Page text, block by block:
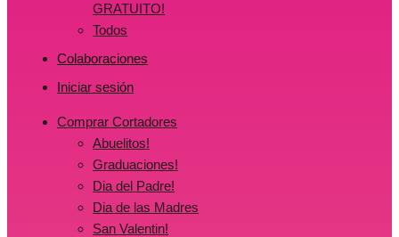
GRATUITO!
Todos
Colaboraciones
Iniciar sesión
Comprar Cortadores
Abuelitos!
Graduaciones!
Dia del Padre!
Dia de las Madres
San Valentin!